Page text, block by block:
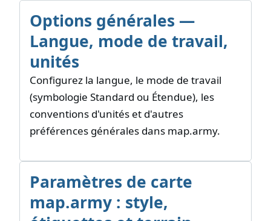
Options générales —
Langue, mode de travail,
unités
Configurez la langue, le mode de travail
(symbologie Standard ou Étendue), les
conventions d'unités et d'autres
préférences générales dans map.army.
Paramètres de carte
map.army : style,